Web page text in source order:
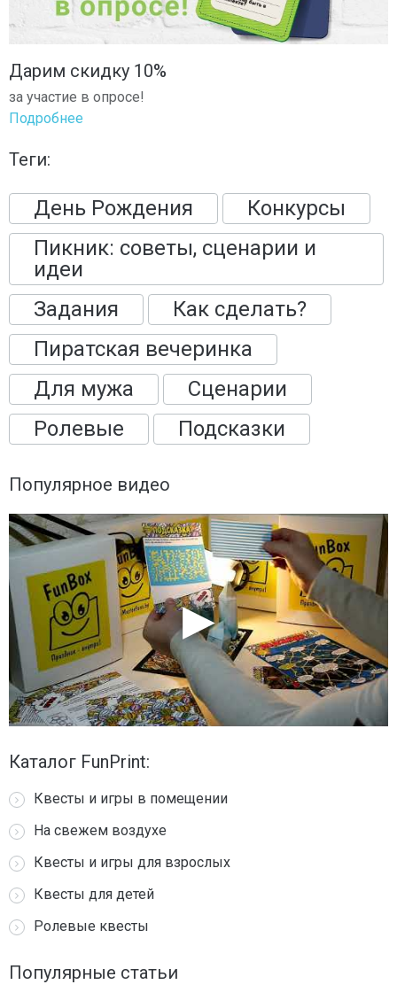
Дарим скидку 10%
за участие в опросе!
Подробнее
Теги:
День Рождения
Конкурсы
Пикник: советы, сценарии и
идеи
Задания
Как сделать?
Пиратская вечеринка
Для мужа
Сценарии
Ролевые
Подсказки
Популярное видео
Каталог FunPrint:
Квесты и игры в помещении
На свежем воздухе
Квесты и игры для взрослых
Квесты для детей
Ролевые квесты
Популярные статьи